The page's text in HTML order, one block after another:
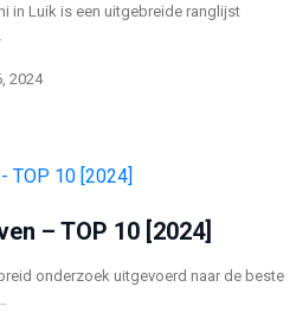
in Luik is een uitgebreide ranglijst
2024
– TOP 10 [2024]
onderzoek uitgevoerd naar de beste